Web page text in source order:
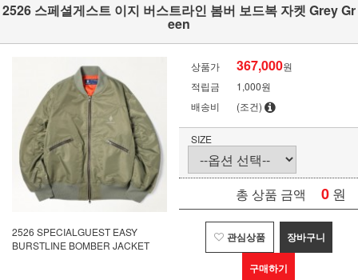
2526 스페셜게스트 이지 버스트라인 봄버 보드복 자켓 Grey Gr
een
2526 SPECIALGUEST EASY
BURSTLINE BOMBER JACKET
상품가 367,000원
적립금
1,000원
배송비
(조건)
SIZE
총 상품 금액 0 원
관심상품 장바구니
구매하기